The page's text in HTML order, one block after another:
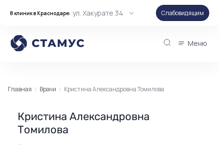
8 клиник в Краснодаре: ул. Хакурате 34 Слабовидящим
Меню
Главная Врачи Кристина Александровна Томилова
Кристина Александровна
Томилова